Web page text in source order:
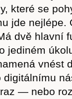
které se
jde nejlépe.
dvě hlavní
jediném
vnést
digitálnímu
— nebo